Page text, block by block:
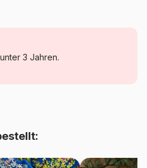
Puzzle Städte und Dörfer
3 Jahren.